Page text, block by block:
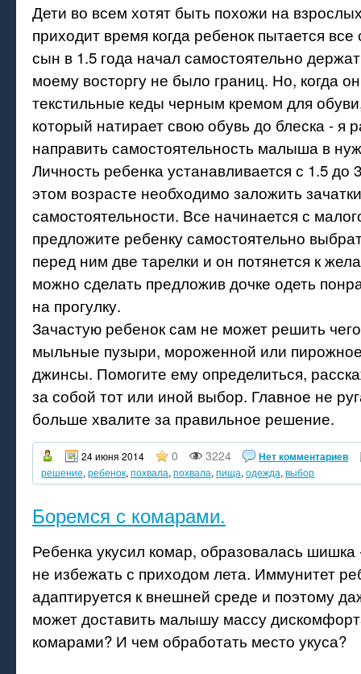
Дети во всем хотят быть похожи на
приходит время когда ребенок пытается
сын в 1.5 года начал самостоятельно
моему восторгу не было границ. Но, когда
текстильные кеды черным кремом для
который натирает свою обувь до блеска - я
направить самостоятельность малыша в
Личность ребенка устанавливается с 1.5 до
этом возрасте необходимо заложить зачатки
самостоятельности. Все начинается с
предложите ребенку самостоятельно
перед ним две тарелки и он потянется к
можно сделать предложив дочке одеть
на прогулку.
Зачастую ребенок сам не может решить
мыльные пузыри, мороженной или
джинсы. Помогите ему определиться,
за собой тот или иной выбор. Главное не
больше хвалите за правильное решение.
24 июня 2014 0 3224 Нет комментариев
решение, ребенок, похвала, похвала, пища, одежда, выбор
Боремся с комарами.
Ребенка укусил комар, образовалась шишка
не избежать с приходом лета. Иммунитет
адаптируется к внешней среде и поэтому
может доставить малышу массу
комарами? И чем обработать место укуса?